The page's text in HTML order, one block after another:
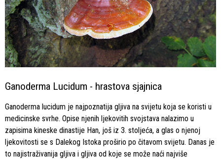
Ganoderma Lucidum - hrastova sjajnica
Ganoderma lucidum je najpoznatija gljiva na svijetu koja se koristi u
medicinske svrhe. Opise njenih ljekovitih svojstava nalazimo u
zapisima kineske dinastije Han, još iz 3. stoljeća, a glas o njenoj
ljekovitosti se s Dalekog Istoka proširio po čitavom svijetu. Danas je
to najistraživanija gljiva i gljiva od koje se može naći najviše